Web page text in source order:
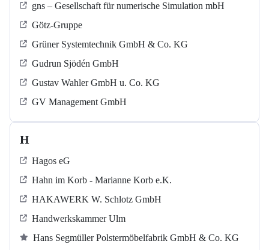
gns – Gesellschaft für numerische Simulation mbH
Götz-Gruppe
Grüner Systemtechnik GmbH & Co. KG
Gudrun Sjödén GmbH
Gustav Wahler GmbH u. Co. KG
GV Management GmbH
H
Hagos eG
Hahn im Korb - Marianne Korb e.K.
HAKAWERK W. Schlotz GmbH
Handwerkskammer Ulm
Hans Segmüller Polstermöbelfabrik GmbH & Co. KG